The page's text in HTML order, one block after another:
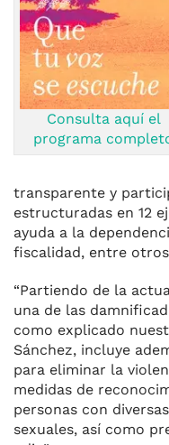
Consulta aquí el
programa
transparente y
estructuradas en 12
ayuda a la
fiscalidad, entre
“Partiendo de la
una de las
como explicado
Sánchez, incluye
para eliminar la
medidas de
personas con
sexuales, así como